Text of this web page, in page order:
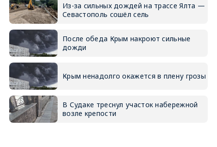
Из-за сильных дождей на трассе Ялта —
Севастополь сошёл сель
После обеда Крым накроют сильные
дожди
Крым ненадолго окажется в плену грозы
В Судаке треснул участок набережной
возле крепости